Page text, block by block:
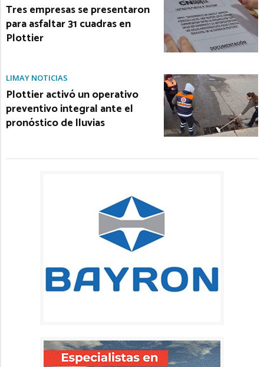
Tres empresas se presentaron
para asfaltar 31 cuadras en
Plottier
LIMAY NOTICIAS
Plottier activó un operativo
preventivo integral ante el
pronóstico de lluvias